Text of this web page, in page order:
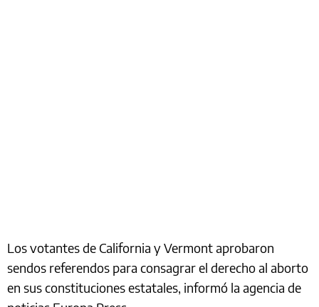
Los votantes de California y Vermont aprobaron
sendos referendos para consagrar el derecho al aborto
en sus constituciones estatales, informó la agencia de